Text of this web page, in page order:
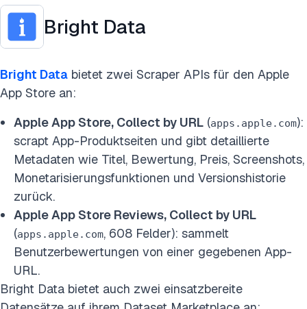
Bright Data
Bright Data bietet zwei Scraper APIs für den Apple
App Store an:
Apple App Store, Collect by URL (apps.apple.com):
scrapt App-Produktseiten und gibt detaillierte
Metadaten wie Titel, Bewertung, Preis, Screenshots,
Monetarisierungsfunktionen und Versionshistorie
zurück.
Apple App Store Reviews, Collect by URL
(apps.apple.com, 608 Felder): sammelt
Benutzerbewertungen von einer gegebenen App-
URL.
Bright Data bietet auch zwei einsatzbereite